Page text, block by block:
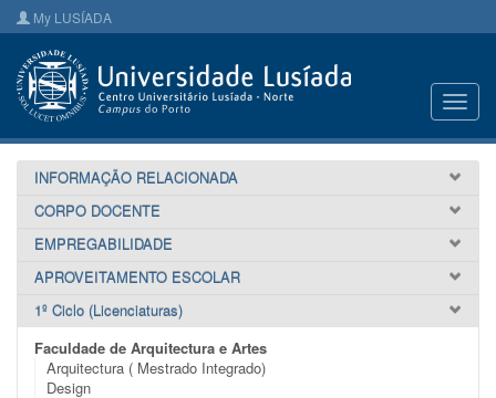
My LUSÍADA
INFORMAÇÃO RELACIONADA
CORPO DOCENTE
EMPREGABILIDADE
APROVEITAMENTO ESCOLAR
1º Ciclo (Licenciaturas)
Faculdade de Arquitectura e Artes
Arquitectura ( Mestrado Integrado)
Design